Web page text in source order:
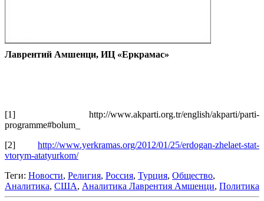
Лаврентий Амшенци, ИЦ «Еркрамас»
[1] http://www.akparti.org.tr/english/akparti/parti-
programme#bolum_
[2] http://www.yerkramas.org/2012/01/25/erdogan-zhelaet-stat-
vtorym-atatyurkom/
Теги: Новости, Религия, Россия, Турция, Общество,
Аналитика, США, Аналитика Лаврентия Амшенци, Политика